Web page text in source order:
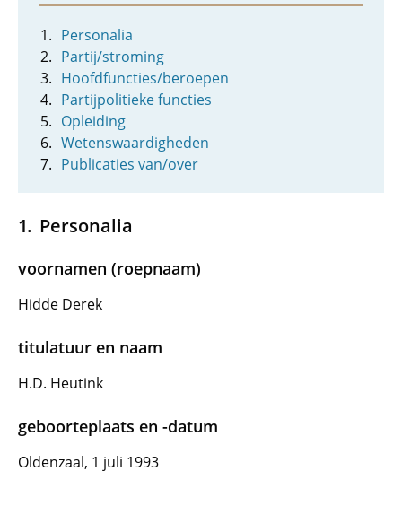
Personalia
Partij/stroming
Hoofdfuncties/beroepen
Partijpolitieke functies
Opleiding
Wetenswaardigheden
Publicaties van/over
Personalia
voornamen (roepnaam)
Hidde Derek
titulatuur en naam
H.D. Heutink
geboorteplaats en -datum
Oldenzaal, 1 juli 1993